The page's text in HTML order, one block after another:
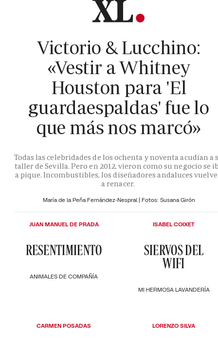
Victorio & Lucchino:
«Vestir a Whitney
Houston para 'El
guardaespaldas' fue lo
que más nos marcó»
Todas las celebridades de los ochenta y noventa acudían a
taller de Sevilla. Pero en 2012, vieron como su negocio se
a pique. Incombustibles, los diseñadores andaluces
a renacer.
María de la Peña Fernández-Nespral | Fotos: Susana Girón
ANIMALES DE COMPAÑÍA
RESENTIMIENTO
JUAN MANUEL DE PRADA
MI HERMOSA LAVANDERÍA
SIERVOS DEL
WIFI
ISABEL COIXET
CARMEN POSADAS LORENZO SILVA